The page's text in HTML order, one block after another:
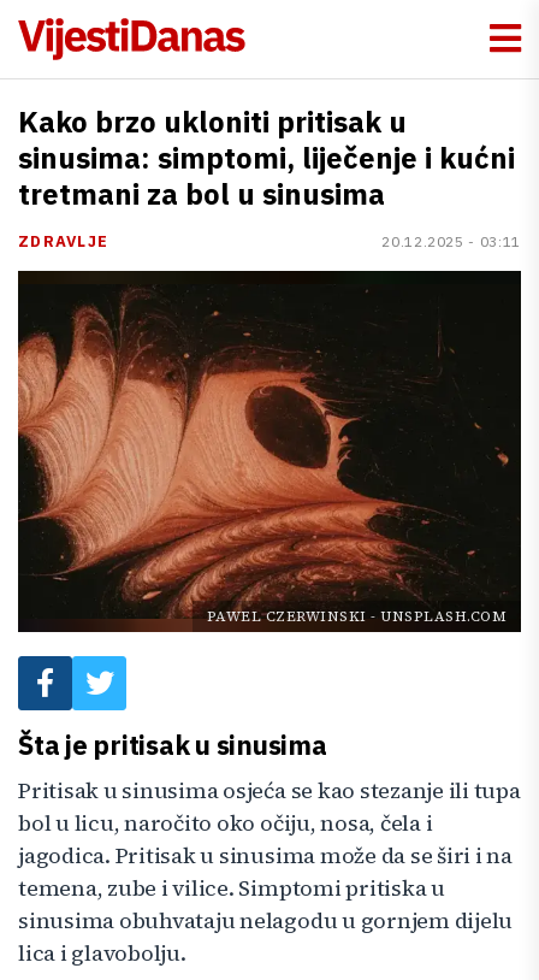
Kako brzo ukloniti pritisak u
sinusima: simptomi, liječenje i kućni
tretmani za bol u sinusima
ZDRAVLJE 20.12.2025 - 03:11
PAWEL CZERWINSKI - UNSPLASH.COM
Šta je pritisak u sinusima
Pritisak u sinusima osjeća se kao stezanje ili tupa
bol u licu, naročito oko očiju, nosa, čela i
jagodica. Pritisak u sinusima može da se širi i na
temena, zube i vilice. Simptomi pritiska u
sinusima obuhvataju nelagodu u gornjem dijelu
lica i glavobolju.